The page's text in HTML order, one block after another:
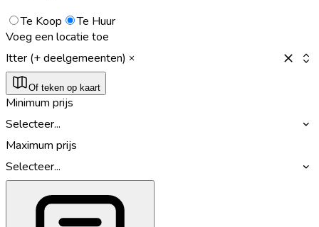
Te Koop
Te Huur
Voeg een locatie toe
Itter (+ deelgemeenten)
Of teken op kaart
Minimum prijs
Selecteer...
Maximum prijs
Selecteer...